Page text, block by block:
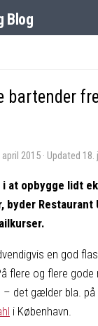
bartender
april 2015 · Updated 18.
at opbygge lidt
byder Restaurant
en god
flere og flere
det gælder bla. på
i København.